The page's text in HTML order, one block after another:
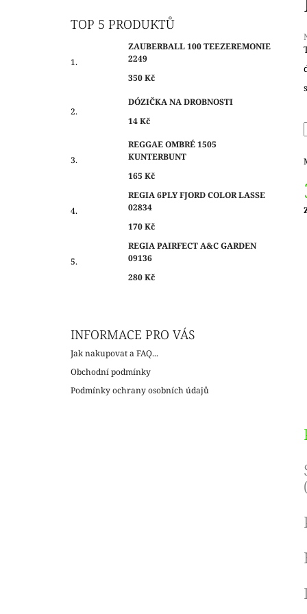
TOP 5 PRODUKTŮ
ZAUBERBALL 100 TEEZEREMONIE
2249
350 Kč
DÓZIČKA NA DROBNOSTI
14 Kč
REGGAE OMBRÉ 1505
KUNTERBUNT
165 Kč
REGIA 6PLY FJORD COLOR LASSE
02834
170 Kč
REGIA PAIRFECT A&C GARDEN
09136
280 Kč
INFORMACE PRO VÁS
Jak nakupovat a FAQ...
Obchodní podmínky
Podmínky ochrany osobních údajů